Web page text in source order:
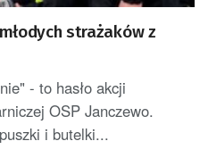
strażaków z
- to hasło akcji
OSP Janczewo.
i butelki...